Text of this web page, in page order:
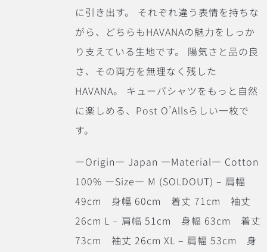
に引き出す。 それぞれ違う表情を持ちな
がら、どちらもHAVANAの魅力をしっか
り支えている生地です。 陽気さと品の良
さ、その両方を無理なく残した
HAVANA。 キューバシャツをもっと自然
に楽しめる、Post O’Allsらしい一枚で
す。
―Origin― Japan ―Material― Cotton
100% ―Size― M (SOLDOUT) – 肩幅
49cm 身幅 60cm 着丈 71cm 袖丈
26cm L – 肩幅 51cm 身幅 63cm 着丈
73cm 袖丈 26cm XL – 肩幅 53cm 身